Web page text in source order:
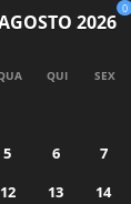
2026
0
QUI SEX
5 6 7
12 13 14